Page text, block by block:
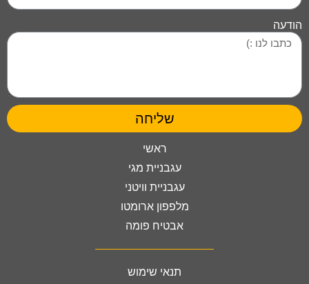
הודעה
שליחה
ראשי
עגבניית מגי
עגבניית וויטני
מלפפון ארומטו
אבטיח פומה
תנאי שימוש